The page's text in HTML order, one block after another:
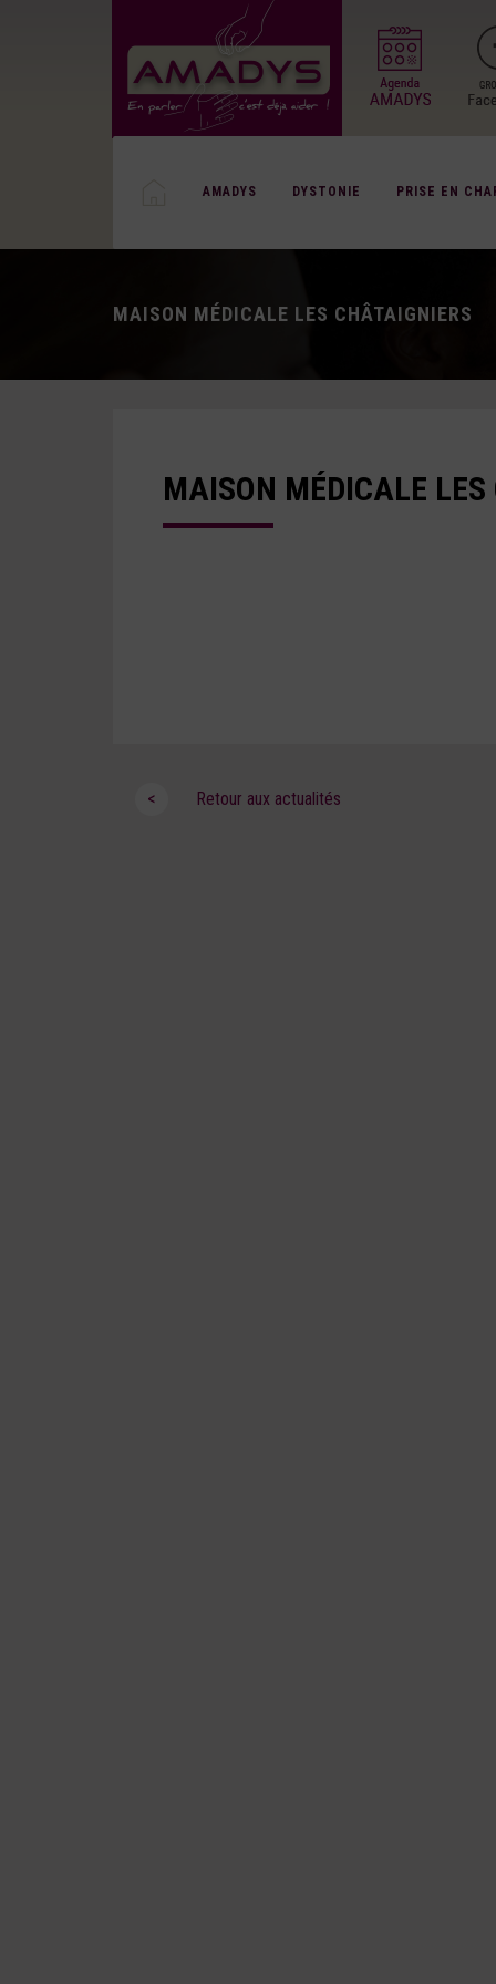
AMADYS DYSTONIE PRISE EN
MAISON MÉDICALE LES CHÂTAIGNIERS
MAISON MÉDICALE LES
< Retour aux actualités